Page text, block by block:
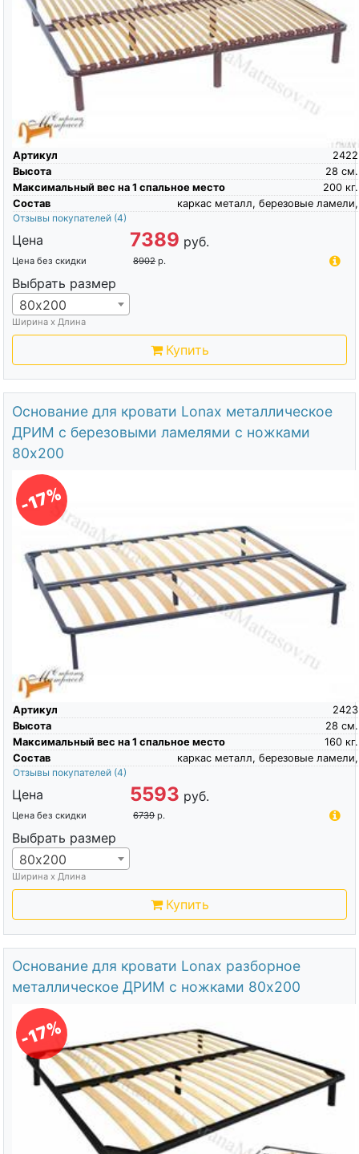
Артикул
2422
Высота
см.
28
Максимальный вес на 1 спальное место
кг.
200
Состав
каркас металл, березовые ламели,
Отзывы покупателей (4)
Цена 7389 руб.
Цена без скидки 8902 р.
Выбрать размер
80х200
Ширина х Длина
Купить
Основание для кровати Lonax металлическое
ДРИМ с березовыми ламелями с ножками
80х200
-17%
Артикул
2423
Высота
см.
28
Максимальный вес на 1 спальное место
кг.
160
Состав
каркас металл, березовые ламели,
Отзывы покупателей (4)
Цена 5593 руб.
Цена без скидки 6739 р.
Выбрать размер
80х200
Ширина х Длина
Купить
Основание для кровати Lonax разборное
металлическое ДРИМ с ножками 80х200
-17%